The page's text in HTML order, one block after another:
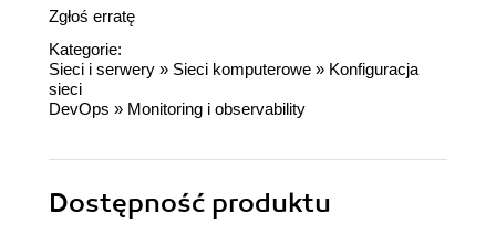
Zgłoś erratę
Kategorie:
Sieci i serwery » Sieci komputerowe » Konfiguracja
sieci
DevOps » Monitoring i observability
Dostępność produktu